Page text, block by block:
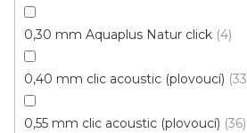
0,30 mm Aquaplus Natur click 4
0,40 mm clic acoustic (plovoucí) 33
0,55 mm clic acoustic (plovoucí) 36